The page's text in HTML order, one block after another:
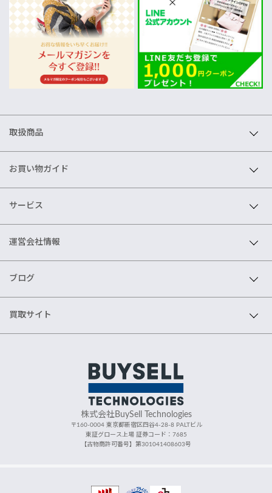
取扱商品
お買い物ガイド
サービス
運営会社情報
ブログ
買取サイト
株式会社BuySell Technologies
〒160-0004 東京都新宿区四谷4-28-8 PALTビル
東証グロース上場 証券コード：7685
【古物商許可番号】第301041408603号